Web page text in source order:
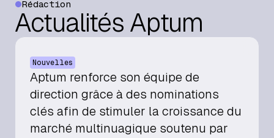
Ce que nous faisons
Nos partenaires
Ressources
Rédaction
Actualités Aptum
Nouvelles
Aptum renforce son équipe de
direction grâce à des nominations
clés afin de stimuler la croissance du
marché multinuagique soutenu par